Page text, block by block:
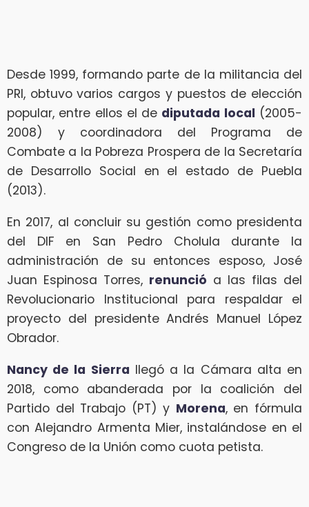
Desde 1999, formando parte de la militancia del
PRI, obtuvo varios cargos y puestos de elección
popular, entre ellos el de diputada local (2005-
2008) y coordinadora del Programa de
Combate a la Pobreza Prospera de la Secretaría
de Desarrollo Social en el estado de Puebla
(2013).
En 2017, al concluir su gestión como presidenta
del DIF en San Pedro Cholula durante la
administración de su entonces esposo, José
Juan Espinosa Torres, renunció a las filas del
Revolucionario Institucional para respaldar el
proyecto del presidente Andrés Manuel López
Obrador.
Nancy de la Sierra llegó a la Cámara alta en
2018, como abanderada por la coalición del
Partido del Trabajo (PT) y Morena, en fórmula
con Alejandro Armenta Mier, instalándose en el
Congreso de la Unión como cuota petista.